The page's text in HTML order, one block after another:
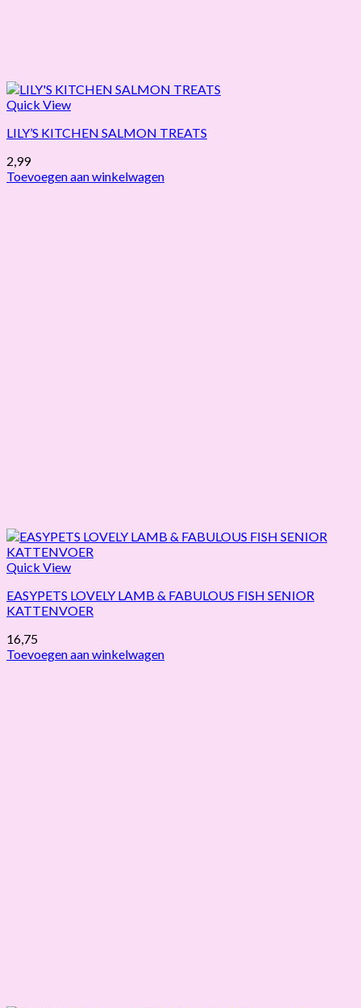
Quick View
LILY’S KITCHEN SALMON TREATS
2,99
Toevoegen aan winkelwagen
Quick View
EASYPETS LOVELY LAMB & FABULOUS FISH SENIOR
KATTENVOER
16,75
Toevoegen aan winkelwagen